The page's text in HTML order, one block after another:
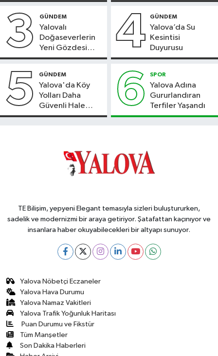
3 GÜNDEM
Yalovalı
Doğaseverlerin
Yeni Gözdesi
Bolu'daki Meyve
4 GÜNDEM
Yalova’da Su
Kesintisi
Duyurusu
5 GÜNDEM
Yalova'da Köy
Yolları Daha
Güvenli Hale
Geliyor
6 SPOR
Yalova Adına
Gururlandıran
Terfiler Yaşandı
TE Bilişim, yepyeni Elegant temasıyla sizleri buluştururken,
sadelik ve modernizmi bir araya getiriyor. Şatafattan kaçınıyor ve
insanlara haber okuyabilecekleri bir altyapı sunuyor.
Yalova Nöbetçi Eczaneler
Yalova Hava Durumu
Yalova Namaz Vakitleri
Yalova Trafik Yoğunluk Haritası
Puan Durumu ve Fikstür
Tüm Manşetler
Son Dakika Haberleri